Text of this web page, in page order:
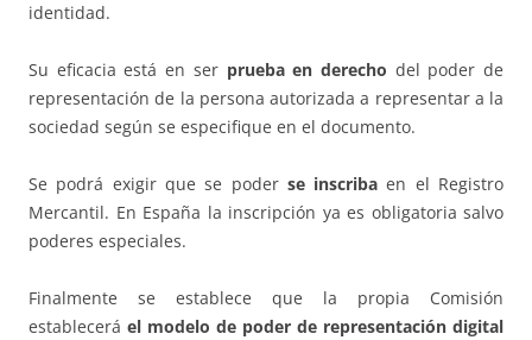
identidad.
Su eficacia está en ser prueba en derecho del poder de
representación de la persona autorizada a representar a la
sociedad según se especifique en el documento.
Se podrá exigir que se poder se inscriba en el Registro
Mercantil. En España la inscripción ya es obligatoria salvo
poderes especiales.
Finalmente se establece que la propia Comisión
establecerá el modelo de poder de representación digital